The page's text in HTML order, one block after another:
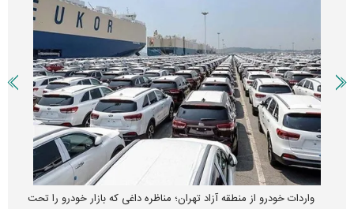
واردات خودرو از منطقه آزاد تهران؛ مناظره داغی که بازار خودرو را تحت